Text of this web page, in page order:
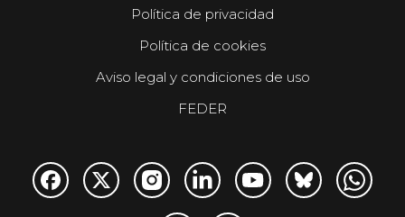
Política de privacidad
Política de cookies
Aviso legal y condiciones de uso
FEDER